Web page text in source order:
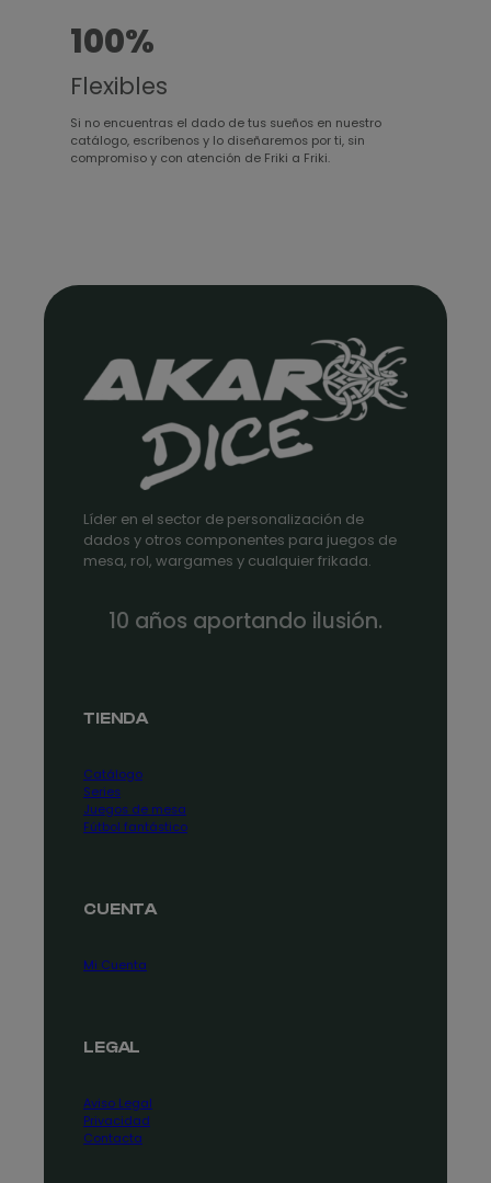
100%
Flexibles
Si no encuentras el dado de tus sueños en nuestro
catálogo, escríbenos y lo diseñaremos por ti, sin
compromiso y con atención de Friki a Friki.
Líder en el sector de personalización de
dados y otros componentes para juegos de
mesa, rol, wargames y cualquier frikada.
10 años aportando ilusión.
TIENDA
Catálogo
Series
Juegos de mesa
Fútbol fantástico
CUENTA
Mi Cuenta
LEGAL
Aviso Legal
Privacidad
Contacta